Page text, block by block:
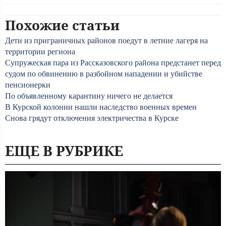
Похожие статьи
Дети из приграничных районов поедут в летние лагеря на
территории региона
Супружеская пара из Рассказовского района предстанет перед
судом по обвинению в разбойном нападении и убийстве
пенсионерки
По объявленному карантину ничего не делается
В Курской колонии нашли наследство военных времен
Снова грядут отключения электричества в Курске
ЕЩЕ В РУБРИКЕ